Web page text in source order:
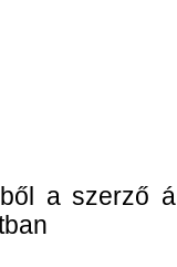
a szerző